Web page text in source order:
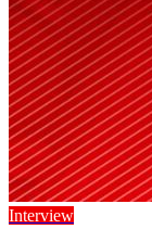
Interview